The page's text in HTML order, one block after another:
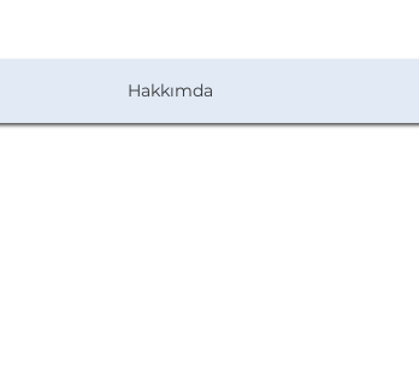
Hakkımda